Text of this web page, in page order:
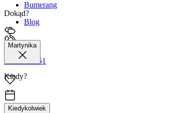
Bumerang
Blog
42 680 38 51
Dokąd?
Martynika
Kiedy?
Kiedykolwiek